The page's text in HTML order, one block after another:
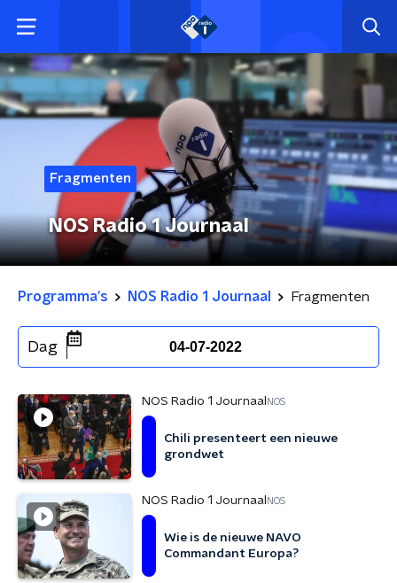
Fragmenten
NOS Radio 1 Journaal
Programma's NOS Radio 1 Journaal Fragmenten
Dag 04-07-2022
NOS Radio 1 Journaal NOS
Chili presenteert een nieuwe
grondwet
NOS Radio 1 Journaal NOS
Wie is de nieuwe NAVO
Commandant Europa?